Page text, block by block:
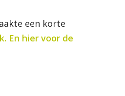
een korte
En hier voor de